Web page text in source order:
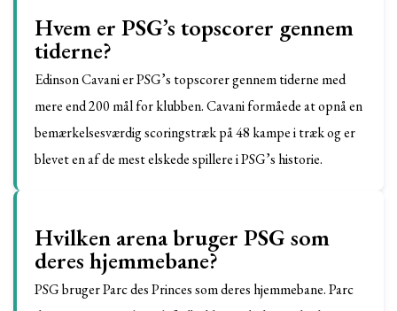
Hvem er PSG’s topscorer gennem
tiderne?
Edinson Cavani er PSG’s topscorer gennem tiderne med
mere end 200 mål for klubben. Cavani formåede at opnå en
bemærkelsesværdig scoringstræk på 48 kampe i træk og er
blevet en af ​​de mest elskede spillere i PSG’s historie.
Hvilken arena bruger PSG som
deres hjemmebane?
PSG bruger Parc des Princes som deres hjemmebane. Parc